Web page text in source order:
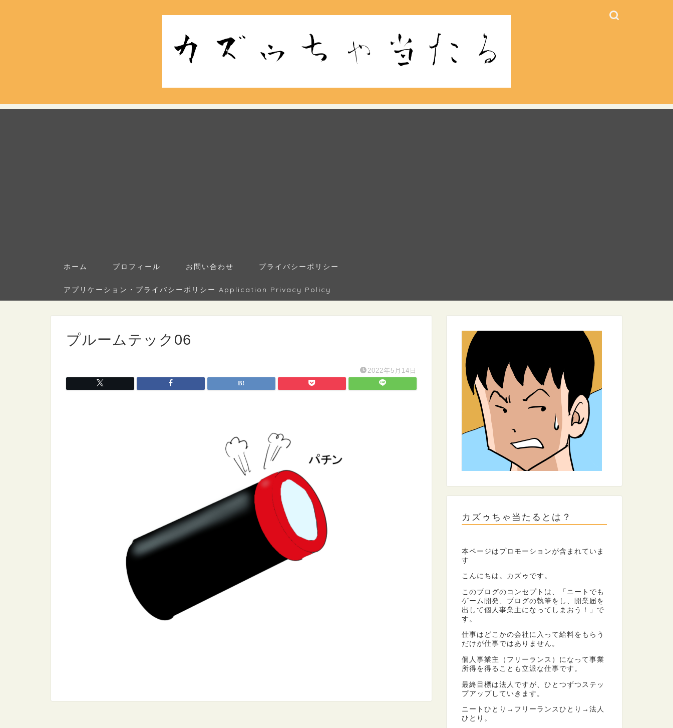
ホーム プロフィール お問い合わせ プライバシーポリシー
アプリケーション・プライバシーポリシー Application Privacy Policy
プルームテック06
2022年5月14日
カズゥちゃ当たるとは？
本ページはプロモーションが含まれていま
す
こんにちは。カズゥです。
このブログのコンセプトは、「ニートでも
ゲーム開発、ブログの執筆をし、開業届を
出して個人事業主になってしまおう！」で
す。
仕事はどこかの会社に入って給料をもらう
だけが仕事ではありません。
個人事業主（フリーランス）になって事業
所得を得ることも立派な仕事です。
最終目標は法人ですが、ひとつずつステッ
プアップしていきます。
ニートひとり→フリーランスひとり→法人
ひとり。